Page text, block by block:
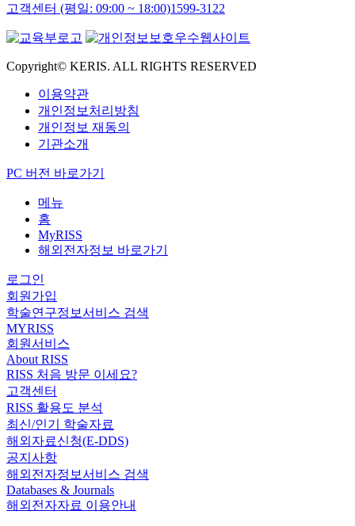
고객센터 (평일: 09:00 ~ 18:00)1599-3122
Copyright© KERIS. ALL RIGHTS RESERVED
이용약관
개인정보처리방침
개인정보 재동의
기관소개
PC 버전 바로가기
메뉴
홈
MyRISS
해외전자정보 바로가기
로그인
회원가입
학술연구정보서비스 검색
MYRISS
회원서비스
About RISS
RISS 처음 방문 이세요?
고객센터
RISS 활용도 분석
최신/인기 학술자료
해외자료신청(E-DDS)
공지사항
해외전자정보서비스 검색
Databases & Journals
해외전자자료 이용안내